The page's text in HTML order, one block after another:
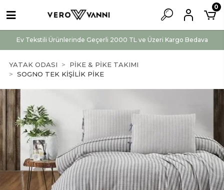
Ev Tekstili Ürünlerinde Geçerli 2000 TL ve Üzeri Kargo Bedava
0
YATAK ODASI
PİKE & PİKE TAKIMI
SOGNO TEK KİŞİLİK PİKE